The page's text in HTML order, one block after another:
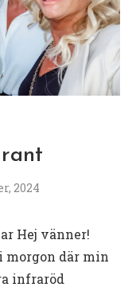
2024
Hej vänner!
morgon där min
infraröd